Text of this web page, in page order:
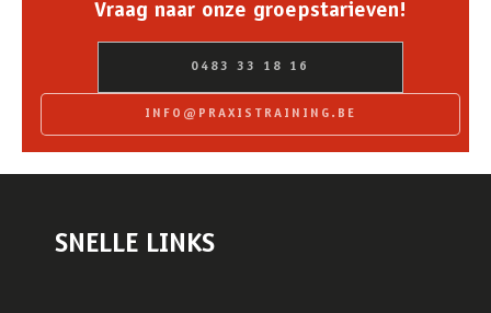
Vraag naar onze groepstarieven!
0483 33 18 16
INFO@PRAXISTRAINING.BE
SNELLE LINKS